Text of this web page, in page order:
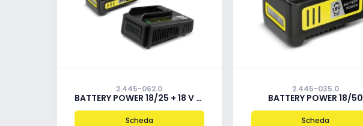
2.445-062.0
BATTERY POWER 18/25 + 18 V FAST CHARGER
Scheda
2.445-035.0
BATTERY POWER 18/50
Scheda